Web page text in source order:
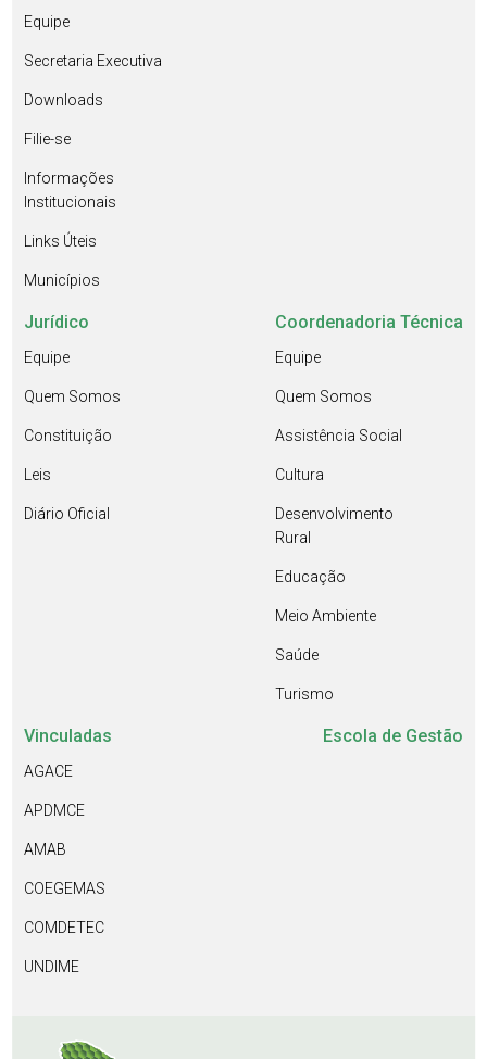
Equipe
Secretaria Executiva
Downloads
Filie-se
Informações
Institucionais
Links Úteis
Municípios
Jurídico
Equipe
Quem Somos
Constituição
Leis
Diário Oficial
Coordenadoria Técnica
Equipe
Quem Somos
Assistência Social
Cultura
Desenvolvimento
Rural
Educação
Meio Ambiente
Saúde
Turismo
Vinculadas
AGACE
APDMCE
AMAB
COEGEMAS
COMDETEC
UNDIME
Escola de Gestão